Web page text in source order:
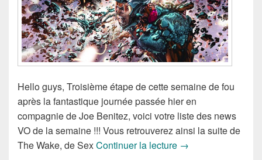
Hello guys, Troisième étape de cette semaine de fou
après la fantastique journée passée hier en
compagnie de Joe Benitez, voici votre liste des news
VO de la semaine !!! Vous retrouverez ainsi la suite de
The Wake, de SexContinuer la lecture Sorties des
→